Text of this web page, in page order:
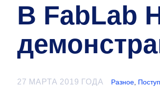
В FabLab
27 МАРТА 2019 ГОДА Разное